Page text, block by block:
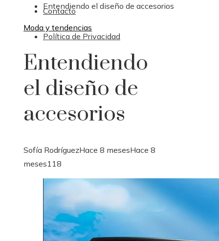
Contacto
Política de Privacidad
Entendiendo el diseño de accesorios
Moda y tendencias
Entendiendo
el diseño de
accesorios
Sofía RodríguezHace 8 mesesHace 8
meses118